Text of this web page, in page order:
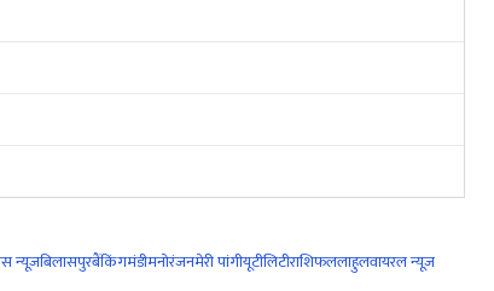
न्यूज़बिलासपुरबैंकिंगमंडीमनोरंजनमेरी पांगीयूटीलिटीराशिफललाहुलवायरल न्यूज़